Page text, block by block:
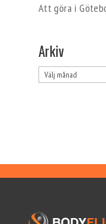
Att göra i
Arkiv
Arkiv